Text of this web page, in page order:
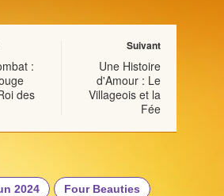
:
des
Suivant
Une Histoire
d'Amour : Le
Villageois et la
Fée
2024 Four Beauties